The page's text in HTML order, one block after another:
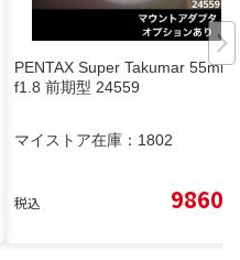
PENTAX Super Takumar 55mm
f1.8 前期型 24559
マイストア在庫： 1802
税込 9860